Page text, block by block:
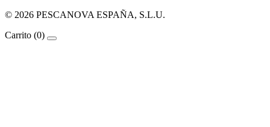
© 2026 PESCANOVA ESPAÑA, S.L.U.
Carrito (0)